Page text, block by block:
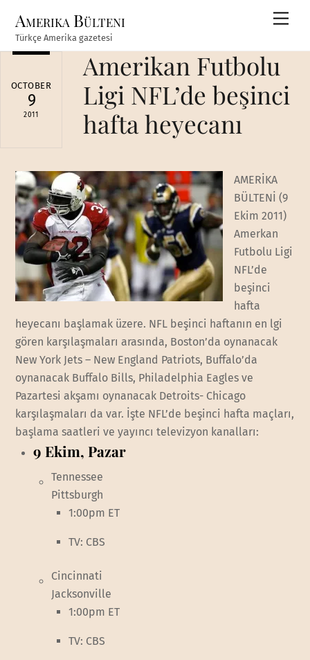
content
Amerika Bülteni
Türkçe Amerika gazetesi
OCTOBER
9
2011
Amerikan Futbolu
Ligi NFL’de beşinci
hafta heyecanı
AMERİKA
BÜLTENİ (9
Ekim 2011)
Amerkan
Futbolu Ligi
NFL’de
beşinci
hafta
heyecanı başlamak üzere. NFL beşinci haftanın en lgi
gören karşılaşmaları arasında, Boston’da oynanacak
New York Jets – New England Patriots, Buffalo’da
oynanacak Buffalo Bills, Philadelphia Eagles ve
Pazartesi akşamı oynanacak Detroits- Chicago
karşılaşmaları da var. İşte NFL’de beşinci hafta maçları,
başlama saatleri ve yayıncı televizyon kanalları:
9 Ekim, Pazar
Tennessee
Pittsburgh
1:00pm ET
TV: CBS
Cincinnati
Jacksonville
1:00pm ET
TV: CBS